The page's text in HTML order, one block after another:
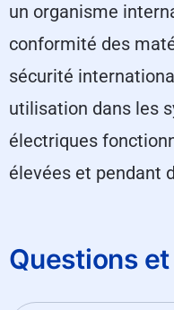
un organisme
conformité des
sécurité
utilisation dans les
électriques
élevées et pendant
Questions